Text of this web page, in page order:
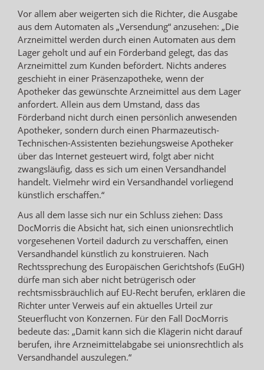
Vor allem aber weigerten sich die Richter, die Ausgabe
aus dem Automaten als „Versendung“ anzusehen: „Die
Arzneimittel werden durch einen Automaten aus dem
Lager geholt und auf ein Förderband gelegt, das das
Arzneimittel zum Kunden befördert. Nichts anderes
geschieht in einer Präsenzapotheke, wenn der
Apotheker das gewünschte Arzneimittel aus dem Lager
anfordert. Allein aus dem Umstand, dass das
Förderband nicht durch einen persönlich anwesenden
Apotheker, sondern durch einen Pharmazeutisch-
Technischen-Assistenten beziehungsweise Apotheker
über das Internet gesteuert wird, folgt aber nicht
zwangsläufig, dass es sich um einen Versandhandel
handelt. Vielmehr wird ein Versandhandel vorliegend
künstlich erschaffen.“
Aus all dem lasse sich nur ein Schluss ziehen: Dass
DocMorris die Absicht hat, sich einen unionsrechtlich
vorgesehenen Vorteil dadurch zu verschaffen, einen
Versandhandel künstlich zu konstruieren. Nach
Rechtssprechung des Europäischen Gerichtshofs (EuGH)
dürfe man sich aber nicht betrügerisch oder
rechtsmissbräuchlich auf EU-Recht berufen, erklären die
Richter unter Verweis auf ein aktuelles Urteil zur
Steuerflucht von Konzernen. Für den Fall DocMorris
bedeute das: „Damit kann sich die Klägerin nicht darauf
berufen, ihre Arzneimittelabgabe sei unionsrechtlich als
Versandhandel auszulegen.“